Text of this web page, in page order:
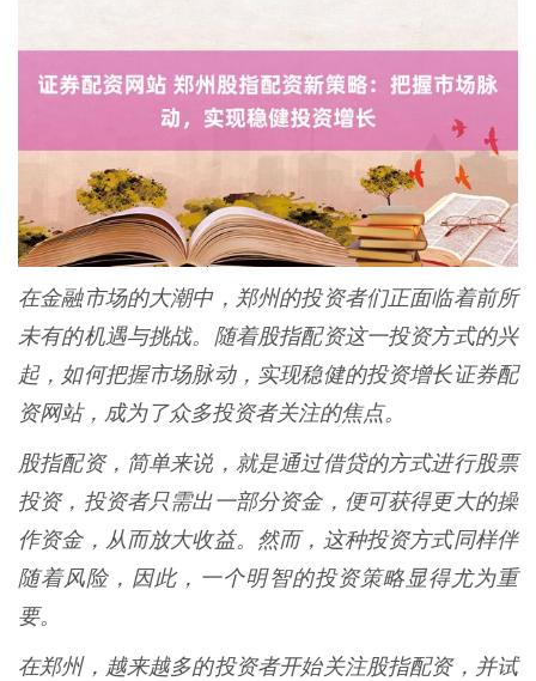
在金融市场的大潮中，郑州的投资者们正面临着前所
未有的机遇与挑战。随着股指配资这一投资方式的兴
起，如何把握市场脉动，实现稳健的投资增长证券配
资网站，成为了众多投资者关注的焦点。
股指配资，简单来说，就是通过借贷的方式进行股票
投资，投资者只需出一部分资金，便可获得更大的操
作资金，从而放大收益。然而，这种投资方式同样伴
随着风险，因此，一个明智的投资策略显得尤为重
要。
在郑州，越来越多的投资者开始关注股指配资，并试